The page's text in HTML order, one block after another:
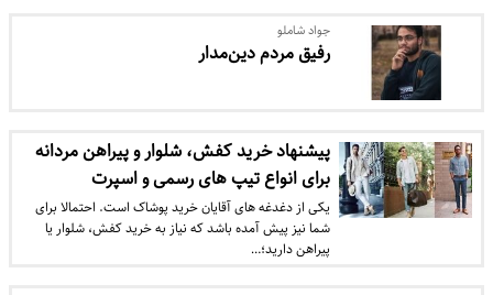
جواد شاملو
رفیق مردم دین‌مدار
پیشنهاد خرید کفش، شلوار و پیراهن مردانه
برای انواع تیپ های رسمی و اسپرت
یکی از دغدغه های آقایان خرید پوشاک است. احتمالا برای
شما نیز پیش آمده باشد که نیاز به خرید کفش، شلوار یا
پیراهن دارید؛…